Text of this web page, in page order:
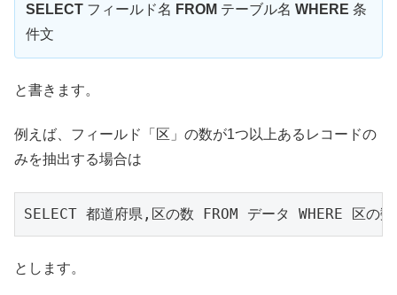
SELECT フィールド名 FROM テーブル名 WHERE 条
件文
と書きます。
例えば、フィールド「区」の数が1つ以上あるレコードの
みを抽出する場合は
とします。